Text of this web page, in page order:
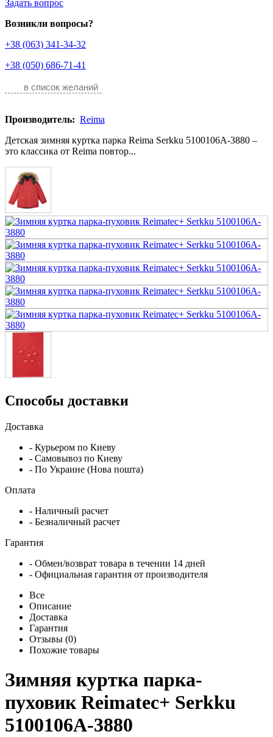
Задать вопрос
Возникли вопросы?
+38 (063) 341-34-32
+38 (050) 686-71-41
в список желаний
Производитель: Reima
Детская зимняя куртка парка Reima Serkku 5100106A-3880 –
это классика от Reima повтор...
Способы доставки
Доставка
- Курьером по Киеву
- Самовывоз по Киеву
- По Украине (Нова пошта)
Оплата
- Наличный расчет
- Безналичный расчет
Гарантия
- Обмен/возврат товара в течении 14 дней
- Официальная гарантия от производителя
Все
Описание
Доставка
Гарантия
Отзывы (0)
Похожие товары
Зимняя куртка парка-
пуховик Reimatec+ Serkku
5100106A-3880